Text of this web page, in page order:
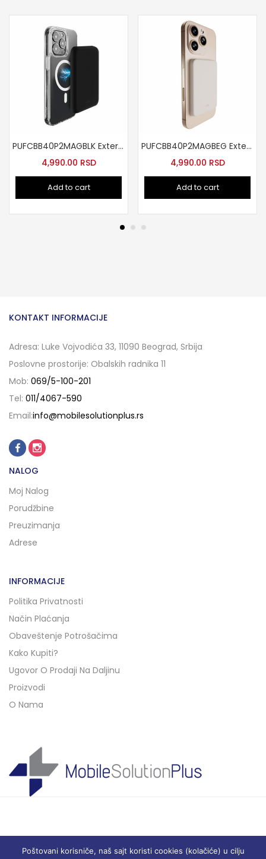
PUFCBB40P2MAGBLK Externa baterija 4200mAh MagSafe crna
4,990.00 RSD
Add to cart
PUFCBB40P2MAGBEG Externa baterija 4200mAh bez
4,990.00 RSD
Add to cart
KONTAKT INFORMACIJE
Adresa: Luke Vojvodića 33, 11090 Beograd, Srbija
Poslovne prostorije: Obalskih radnika 11
Mob: 069/5-100-201
Tel: 011/4067-590
Email:info@mobilesolutionplus.rs
NALOG
Moj Nalog
Porudžbine
Preuzimanja
Adrese
INFORMACIJE
Politika Privatnosti
Način Plaćanja
Obaveštenje Potrošačima
Kako Kupiti?
Ugovor O Prodaji Na Daljinu
Proizvodi
O Nama
Poštovani korisniče, naš sajt koristi cookies (kolačiće) u cilju